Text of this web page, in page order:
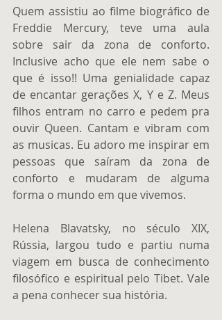
Quem assistiu ao filme biográfico de
Freddie Mercury, teve uma aula
sobre sair da zona de conforto.
Inclusive acho que ele nem sabe o
que é isso!! Uma genialidade capaz
de encantar gerações X, Y e Z. Meus
filhos entram no carro e pedem pra
ouvir Queen. Cantam e vibram com
as musicas. Eu adoro me inspirar em
pessoas que saíram da zona de
conforto e mudaram de alguma
forma o mundo em que vivemos.
Helena Blavatsky, no século XIX,
Rússia, largou tudo e partiu numa
viagem em busca de conhecimento
filosófico e espiritual pelo Tibet. Vale
a pena conhecer sua história.